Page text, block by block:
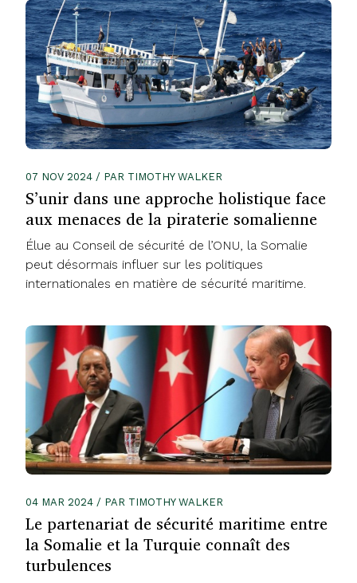
07 NOV 2024 / PAR TIMOTHY WALKER
S’unir dans une approche holistique face
aux menaces de la piraterie somalienne
Élue au Conseil de sécurité de l’ONU, la Somalie
peut désormais influer sur les politiques
internationales en matière de sécurité maritime.
04 MAR 2024 / PAR TIMOTHY WALKER
Le partenariat de sécurité maritime entre
la Somalie et la Turquie connaît des
turbulences